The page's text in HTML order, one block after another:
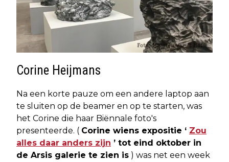
Corine Heijmans
Na een korte pauze om een andere laptop aan
te sluiten op de beamer en op te starten, was
het Corine die haar Biënnale foto's
presenteerde. ( Corine wiens expositie ‘ Zou
alles daar anders zijn ’ tot eind oktober in
de Arsis galerie te zien is ) was net een week